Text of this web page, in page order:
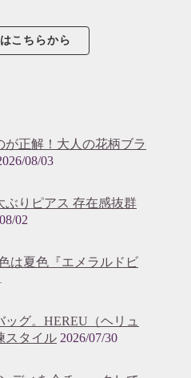
こちらから
が正解！大人の花柄ブラ
08/03
ぶりピアス 存在感抜群
02
は夏色『エメラルドビ
グ。HEREU（ヘリュ
スタイル 2026/07/30